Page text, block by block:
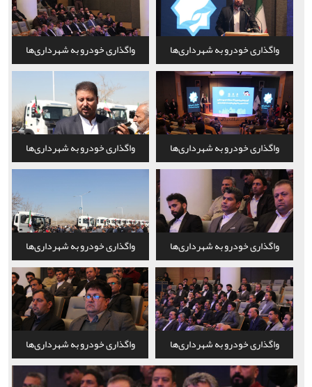
واگذاری خودرو به شهرداری‌ها
خراسان رضوی
واگذاری خودرو به شهرداری‌ها
خراسان رضوی
واگذاری خودرو به شهرداری‌ها
خراسان رضوی
واگذاری خودرو به شهرداری‌ها
خراسان رضوی
واگذاری خودرو به شهرداری‌ها
خراسان رضوی
واگذاری خودرو به شهرداری‌ها
خراسان رضوی
واگذاری خودرو به شهرداری‌ها
خراسان رضوی
واگذاری خودرو به شهرداری‌ها
خراسان رضوی